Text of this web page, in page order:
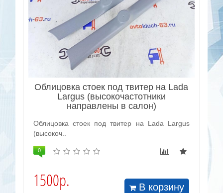
Облицовка стоек под твитер на Lada
Largus (высокочастотники
направлены в салон)
Облицовка стоек под твитер на Lada Largus
(высокоч..
0
1500р. В корзину